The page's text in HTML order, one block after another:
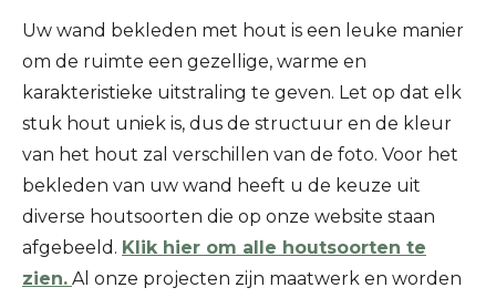
Uw wand bekleden met hout is een leuke manier
om de ruimte een gezellige, warme en
karakteristieke uitstraling te geven. Let op dat elk
stuk hout uniek is, dus de structuur en de kleur
van het hout zal verschillen van de foto. Voor het
bekleden van uw wand heeft u de keuze uit
diverse houtsoorten die op onze website staan
afgebeeld. Klik hier om alle houtsoorten te
zien. Al onze projecten zijn maatwerk en worden